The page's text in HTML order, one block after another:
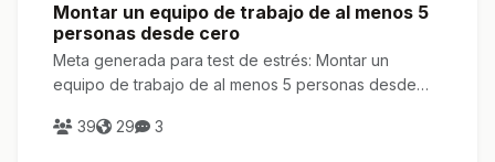
Montar un equipo de trabajo de al menos 5
personas desde cero
Meta generada para test de estrés: Montar un
equipo de trabajo de al menos 5 personas desde
39
29 3